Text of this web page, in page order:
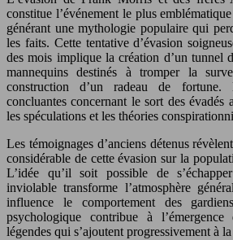
constitue l’événement le plus
générant une mythologie populaire qui
les faits. Cette tentative d’évasion
des mois implique la création d’un tunnel
mannequins destinés à tromper la
construction d’un radeau de fortune.
concluantes concernant le sort des évadés
les spéculations et les théories
Les témoignages d’anciens détenus
considérable de cette évasion sur la
L’idée qu’il soit possible de
inviolable transforme l’atmosphère
influence le comportement des
psychologique contribue à
légendes qui s’ajoutent progressivement à